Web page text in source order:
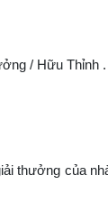
/ Hữu Thỉnh
thưởng của